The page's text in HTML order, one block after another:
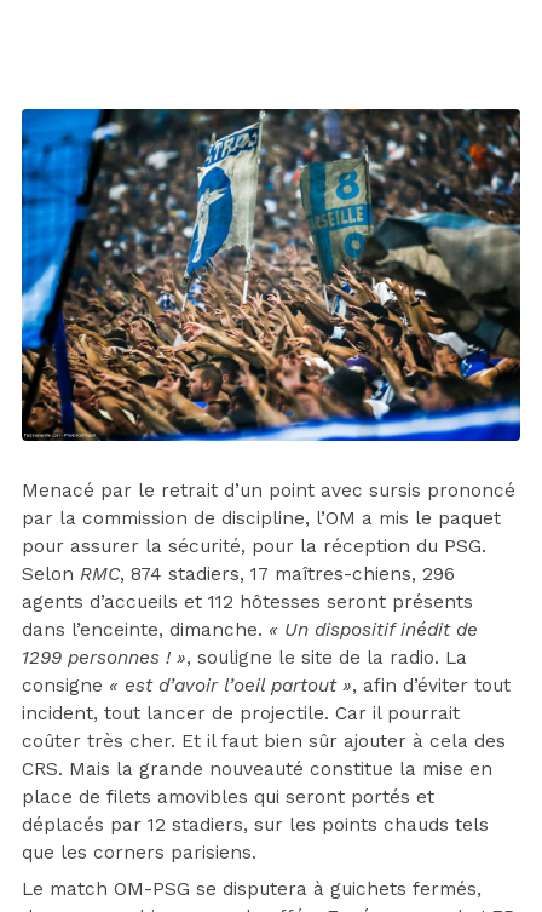
Menacé par le retrait d’un point avec sursis prononcé
par la commission de discipline, l’OM a mis le paquet
pour assurer la sécurité, pour la réception du PSG.
Selon RMC, 874 stadiers, 17 maîtres-chiens, 296
agents d’accueils et 112 hôtesses seront présents
dans l’enceinte, dimanche. « Un dispositif inédit de
1299 personnes ! », souligne le site de la radio. La
consigne « est d’avoir l’oeil partout », afin d’éviter tout
incident, tout lancer de projectile. Car il pourrait
coûter très cher. Et il faut bien sûr ajouter à cela des
CRS. Mais la grande nouveauté constitue la mise en
place de filets amovibles qui seront portés et
déplacés par 12 stadiers, sur les points chauds tels
que les corners parisiens.
Le match OM-PSG se disputera à guichets fermés,